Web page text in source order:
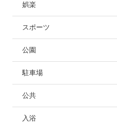
娯楽
スポーツ
公園
駐車場
公共
入浴